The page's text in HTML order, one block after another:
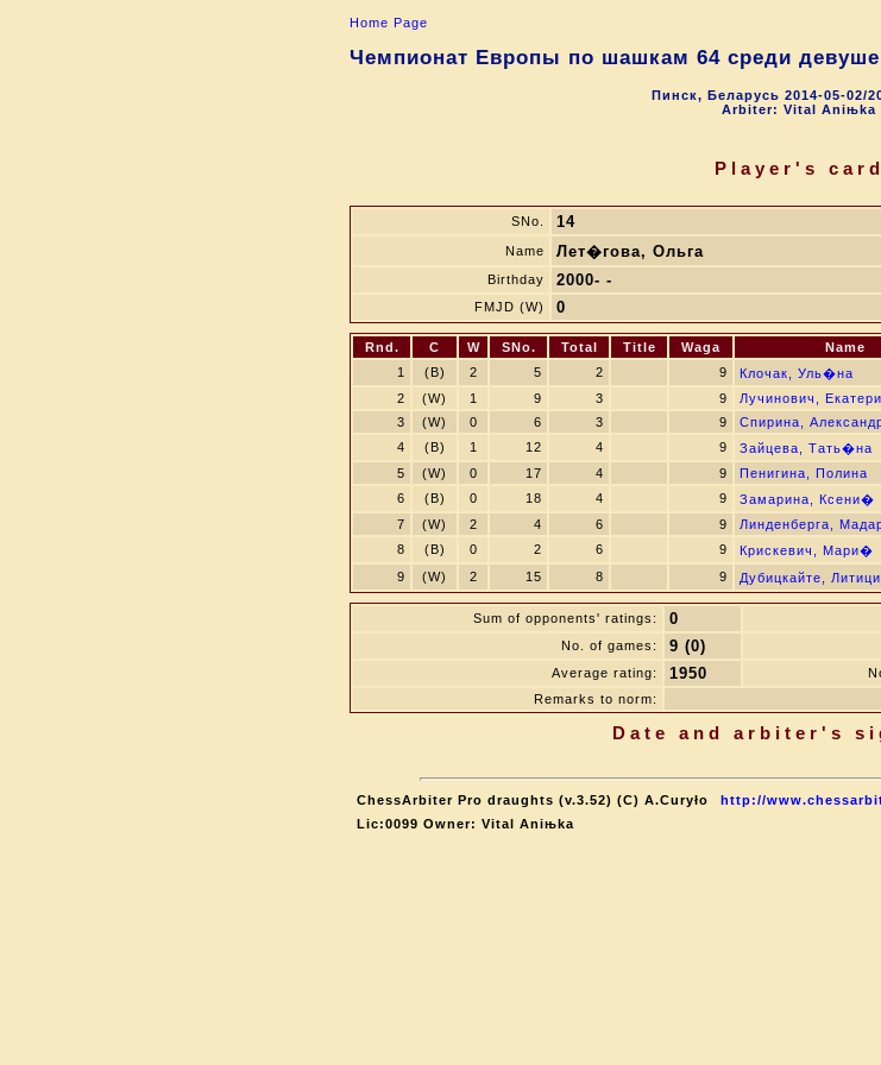
Home Page
Чемпионат Европы по шашкам 64 среди
Пинск, Беларусь 2014-05-02/
Arbiter: Vital Aniњka
Player's card
SNo. 14
Name Лет�гова, Ольга
Birthday
2000- -
FMJD (W)
0
Rnd. C W SNo. Total Title Waga Name
1
(B) 2 5 2 9 Клочак, Уль�на
2
(W) 1 9 3 9 Лучинович,
3
(W) 0 6 3 9 Спирина,
4
(B) 1 12 4 9 Зайцева, Тать�на
5
(W) 0 17 4 9 Пенигина, Полина
6
(B) 0 18 4 9 Замарина, Ксени�
7
(W) 2 4 6 9 Линденберга,
8
(B) 0 2 6 9 Крискевич, Мари�
9
(W) 2 15 8 9 Дубицкайте,
Sum of opponents' ratings: 0
No. of games: 9 (0)
Average rating: 1950
Remarks to norm:
Date and arbiter's
ChessArbiter Pro draughts (v.3.52) (C) A.Curyło
http://
Lic:0099 Owner: Vital Aniњka